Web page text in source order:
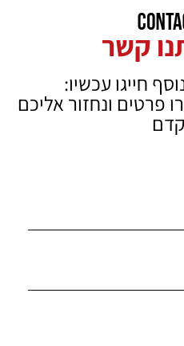
קשר
חייגו עכשיו:
השאירו פרטים ונחזור אליכם